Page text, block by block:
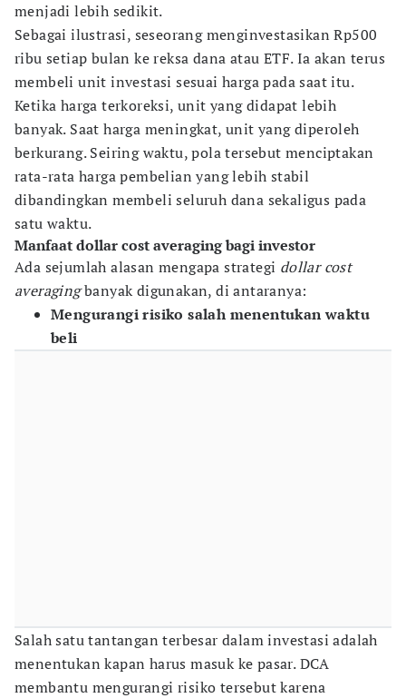
menjadi lebih sedikit.
Sebagai ilustrasi, seseorang menginvestasikan Rp500
ribu setiap bulan ke reksa dana atau ETF. Ia akan terus
membeli unit investasi sesuai harga pada saat itu.
Ketika harga terkoreksi, unit yang didapat lebih
banyak. Saat harga meningkat, unit yang diperoleh
berkurang. Seiring waktu, pola tersebut menciptakan
rata-rata harga pembelian yang lebih stabil
dibandingkan membeli seluruh dana sekaligus pada
satu waktu.
Manfaat dollar cost averaging bagi investor
Ada sejumlah alasan mengapa strategi dollar cost
averagingbanyak digunakan, di antaranya:
Mengurangi risiko salah menentukan waktu
beli
Salah satu tantangan terbesar dalam investasi adalah
menentukan kapan harus masuk ke pasar. DCA
membantu mengurangi risiko tersebut karena